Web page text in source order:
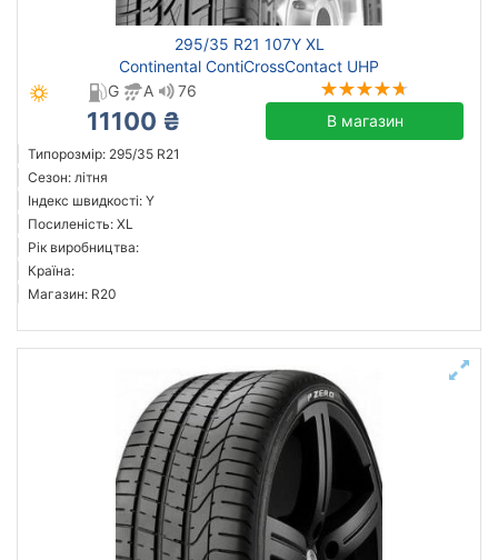
295/35 R21 107Y XL
Continental ContiCrossContact UHP
G
A 76
11100 ₴ В магазин
Типорозмір: 295/35 R21
Сезон: літня
Індекс швидкості: Y
Посиленість: XL
Рік виробництва:
Країна:
Магазин: R20